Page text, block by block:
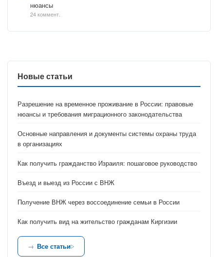
нюансы
24 коммент.
Новые статьи
Разрешение на временное проживание в России: правовые
нюансы и требования миграционного законодательства
Основные направления и документы системы охраны труда
в организациях
Как получить гражданство Израиля: пошаговое руководство
Въезд и выезд из России с ВНЖ
Получение ВНЖ через воссоединение семьи в России
Как получить вид на жительство гражданам Киргизии
Все статьи